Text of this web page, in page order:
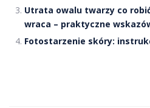
Utrata owalu twarzy co
wraca – praktyczne
Fotostarzenie skóry: